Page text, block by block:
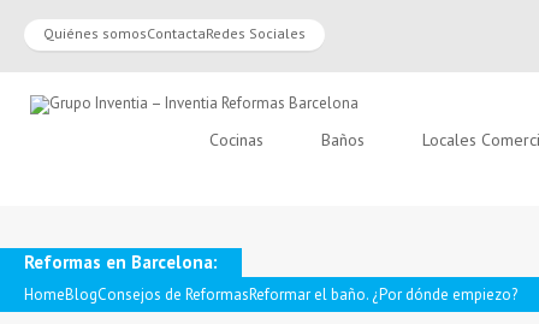
Quiénes somosContactaRedes Sociales
Cocinas Baños Locales
Reformas en Barcelona:
HomeBlogConsejos de ReformasReformar el baño. ¿Por dónde empiezo?